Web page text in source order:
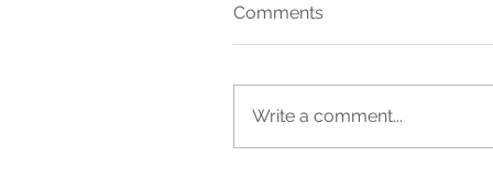
Comments
Write a comment...